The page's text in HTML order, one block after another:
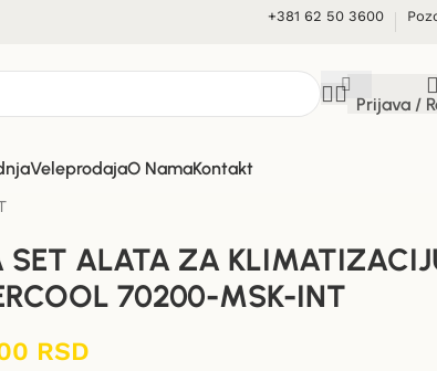
+381 62 50 3600
Prijava /
VeleprodajaO NamaKontakt
SET ALATA ZA
70200-MSK-INT
RSD